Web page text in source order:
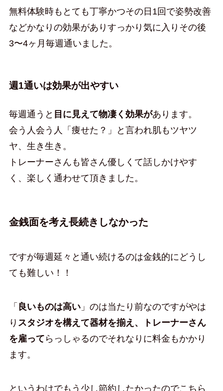
無料体験時もとても丁寧かつその日1回で姿勢改善
などかなりの効果がありすっかり気に入りその後
3〜4ヶ月毎週通いました。
週1通いは効果が出やすい
毎週通うと 目に見えて物凄く効果があります。
会う人会う人「痩せた？」と言われ肌もツヤツ
ヤ、生き生き。
トレーナーさんも皆さん優しくて話しかけやす
く、楽しく通わせて頂きました。
金銭面を考え長続きしなかった
ですが毎週延々と通い続けるのは金銭的にどうし
ても難しい！！
「 良いものは高い」のは当たり前なのですがやは
り スタジオを構えて器材を揃え、トレーナーさん
を雇って らっしゃるのでそれなりに料金もかかり
ます。
というわけでもう少し節約したかったのでこちら